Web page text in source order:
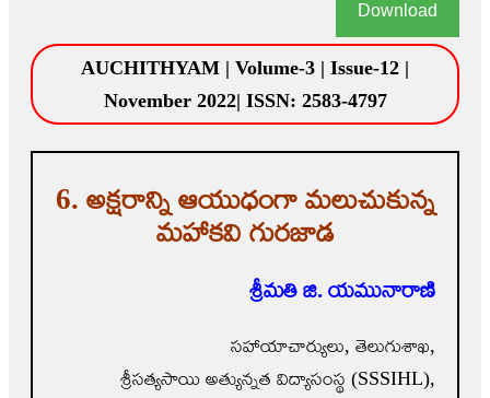
Download
AUCHITHYAM | Volume-3 | Issue-12 |
November 2022| ISSN: 2583-4797
6. అక్షరాన్ని ఆయుధంగా మలుచుకున్న
మహాకవి గురజాడ
శ్రీమతి జి. యమునారాణి
సహాయాచార్యులు, తెలుగుశాఖ,
శ్రీసత్యసాయి అత్యున్నత విద్యాసంస్థ (SSSIHL),